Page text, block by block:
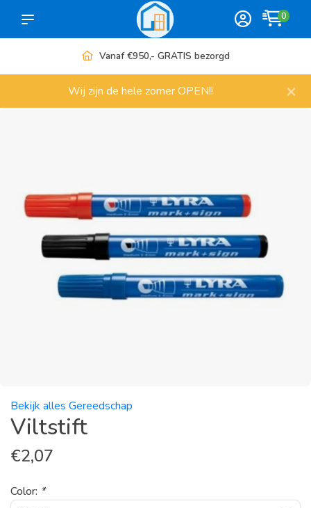
0
GRATIS bezorgd
Wij zijn de hele zomer OPEN!! ×
Bekijk alles Gereedschap
Viltstift
€2,07
Color: *